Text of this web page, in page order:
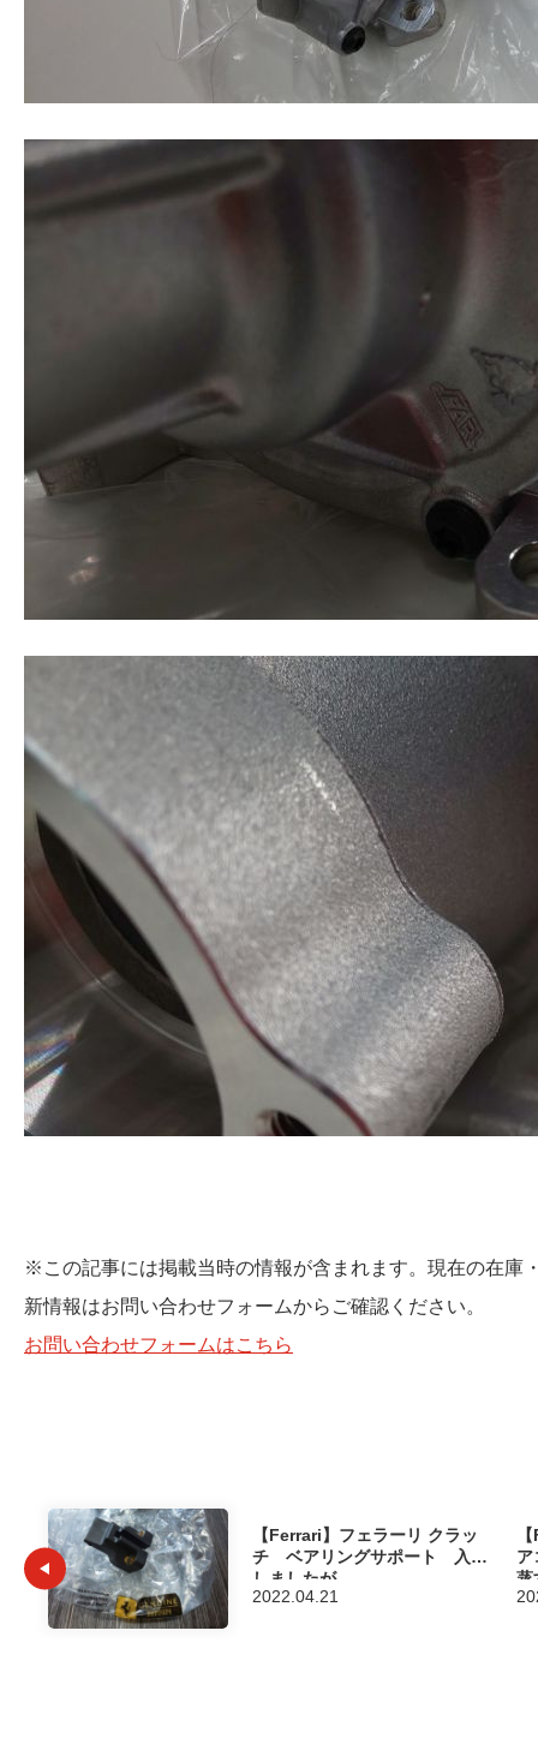
※この記事には掲載当時の情報が含まれます。現在の在庫
新情報はお問い合わせフォームからご確認ください。
お問い合わせフォームはこちら
【Ferrari】フェラーリ クラッ
チ ベアリングサポート 入荷
しましたが…
2022.04.21
蒸